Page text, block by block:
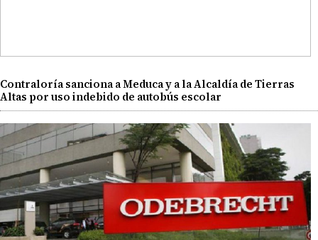
Contraloría sanciona a Meduca y a la Alcaldía de Tierras
Altas por uso indebido de autobús escolar